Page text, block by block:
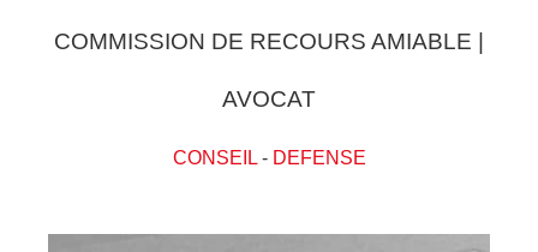
COMMISSION DE RECOURS AMIABLE |
AVOCAT
CONSEIL- DEFENSE